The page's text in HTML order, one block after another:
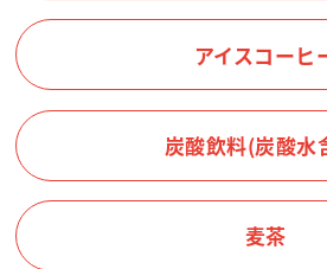
アイスコーヒ
炭酸飲料(炭酸水
麦茶